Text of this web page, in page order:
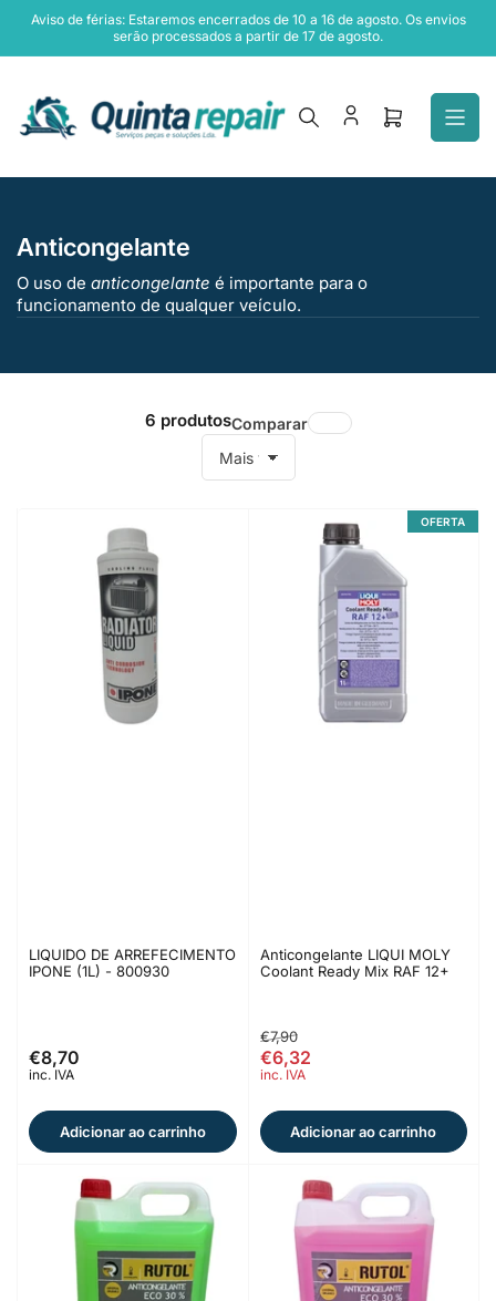
Pular
o
Aviso de férias: Estaremos encerrados de 10 a 16 de agosto. Os envios
serão processados a partir de 17 de agosto.
Abrir
Anticongelante
O uso de anticongelante é importante para o
funcionamento de qualquer veículo.
C
l
6 produtosComparar
LIQUIDO DE ARREFECIMENTO
IPONE (1L) - 800930
Preço
normal
€8,70
inc. IVA
Adicionar ao carrinho
OFERTA
Anticongelante LIQUI MOLY
Coolant Ready Mix RAF 12+
Preço
normal
€7,90Preço
em
oferta
€6,32
inc. IVA
Adicionar ao carrinho